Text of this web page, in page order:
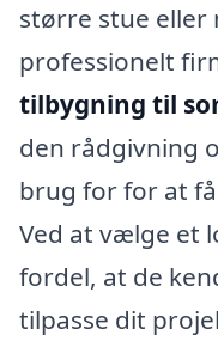
større stue eller
professionelt
tilbygning til
den rådgivning
brug for for at
Ved at vælge et
fordel, at de
tilpasse dit